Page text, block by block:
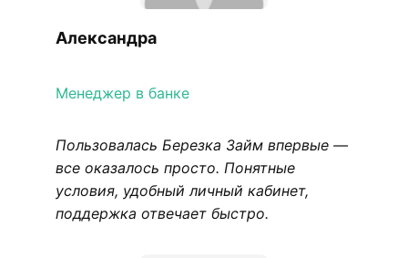
Александра
Менеджер в банке
Пользовалась Березка Займ впервые —
все оказалось просто. Понятные
условия, удобный личный кабинет,
поддержка отвечает быстро.